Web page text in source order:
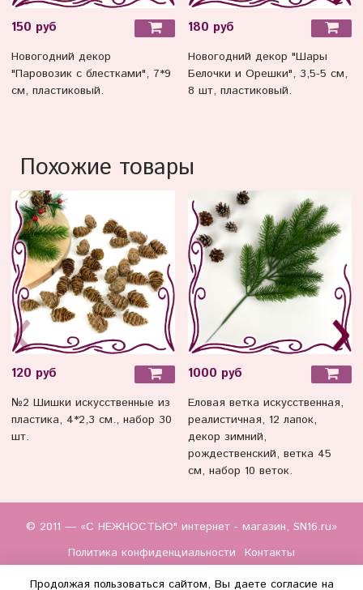
150 руб
Новогодний декор
"Паровозик с блестками", 7*9
см, пластиковый.
180 руб
Новогодний декор "Шары
Белочки и Орешки", 3,5-5 см,
8 шт, пластиковый.
Похожие товары
120 руб
№2 Шишки искусственные из
пластика, 4*2,3 см., набор 30
шт.
1000 руб
Еловая ветка искусственная,
реалистичная, 12 лапок,
декор зимний,
рождественский, ветка 45
см, набор 10 веток.
© 2011 — «С НЕЖНОСТЬЮ" интернет - магазин, SN16.ru»
Политика конфиденциальности
Контакты
Продолжая пользоваться сайтом, Вы даете согласие на